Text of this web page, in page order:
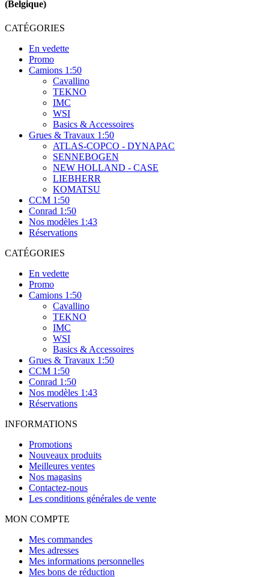
(Belgique)
CATÉGORIES
En vedette
Promo
Camions 1:50
Cavallino
TEKNO
IMC
WSI
Basics & Accessoires
Grues & Travaux 1:50
ATLAS-COPCO - DYNAPAC
SENNEBOGEN
NEW HOLLAND - CASE
LIEBHERR
KOMATSU
CCM 1:50
Conrad 1:50
Nos modèles 1:43
Réservations
CATÉGORIES
En vedette
Promo
Camions 1:50
Cavallino
TEKNO
IMC
WSI
Basics & Accessoires
Grues & Travaux 1:50
CCM 1:50
Conrad 1:50
Nos modèles 1:43
Réservations
INFORMATIONS
Promotions
Nouveaux produits
Meilleures ventes
Nos magasins
Contactez-nous
Les conditions générales de vente
MON COMPTE
Mes commandes
Mes adresses
Mes informations personnelles
Mes bons de réduction